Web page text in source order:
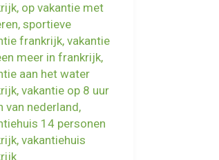
, op vakantie met
, sportieve
frankrijk, vakantie
meer in frankrijk,
aan het water
, vakantie op 8 uur
van nederland,
14 personen
, vakantiehuis